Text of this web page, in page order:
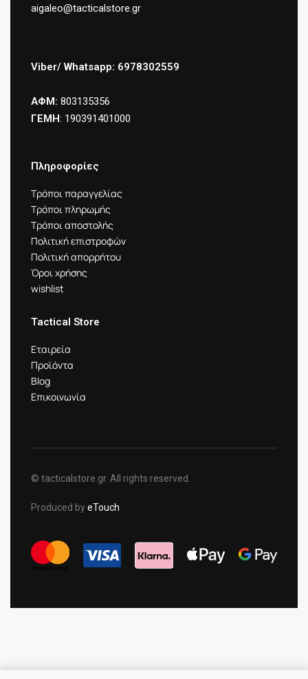
aigaleo@tacticalstore.gr
Viber/ Whatsapp: 6978302559
ΑΦΜ: 803135356
ΓΕΜΗ: 190391401000
Πληροφορίες
Τρόποι παραγγελίας
Τρόποι πληρωμής
Τρόποι αποστολής
Πολιτική επιστροφών
Πολιτική απορρήτου
Όροι χρήσης
wishlist
Tactical Store
Εταιρεία
Προϊόντα
Blog
Επικοινωνία
© tacticalstore.gr. All rights reserved.
Produced byeTouch